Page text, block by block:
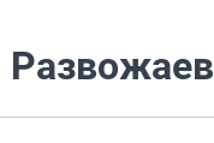
Развожаев